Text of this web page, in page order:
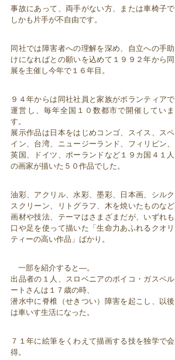
事故にあって、両手がない方、または車椅子で
しかも片手が不自由です。
同社では障害者への理解を深め、自立への手助
けになればとの願いを込めて１９９２年から同
展を主催し今年で１６年目。
９４年からは同社社員と家族がボランティアで
運営し、毎年全国１０数都市で開催していま
す。
展示作品は日本をはじめコンゴ、スイス、スペ
イン、台湾、ニュージーランド、フィリピン、
英国、ドイツ、ポーランドなど１９カ国４１人
の画家が描いた５０作品でした。
油彩、アクリル、水彩、墨彩、日本画、シルク
スクリーン、リトグラフ、木を焼いたものなど
画材や技法、テーマはさまざまだが、いずれも
口や足を使って描いた「生命力あふれるクオリ
ティーの高い作品」ばかり。
一部を紹介すると―。
出品者の１人、スロベニアのボイコ・ガスペル
ートさんは１７歳の時、
潜水中に脊椎（せきつい）障害を起こし、以後
は車いす生活になった。
７１年に絵筆をくわえて描画する技を独学で会
得。